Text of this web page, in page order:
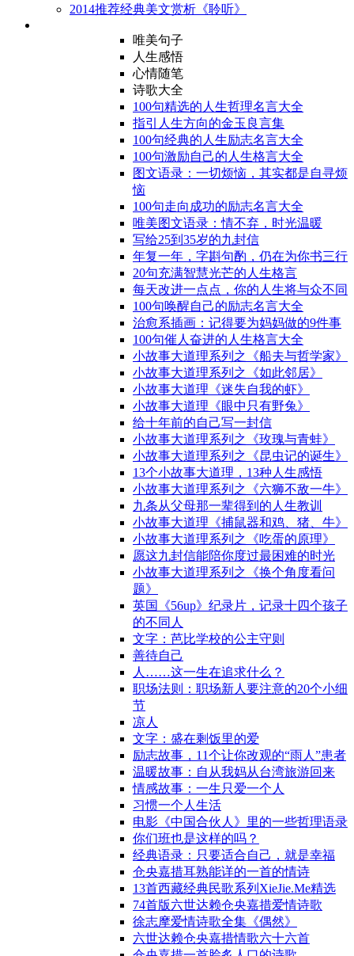
2014推荐经典美文赏析《聆听》
唯美句子
人生感悟
心情随笔
诗歌大全
100句精选的人生哲理名言大全
指引人生方向的金玉良言集
100句经典的人生励志名言大全
100句激励自己的人生格言大全
图文语录：一切烦恼，其实都是自寻烦
恼
100句走向成功的励志名言大全
唯美图文语录：情不弃，时光温暖
写给25到35岁的九封信
年复一年，字斟句酌，仍在为你书三行
20句充满智慧光芒的人生格言
每天改进一点点，你的人生将与众不同
100句唤醒自己的励志名言大全
治愈系插画：记得要为妈妈做的9件事
100句催人奋进的人生格言大全
小故事大道理系列之《船夫与哲学家》
小故事大道理系列之《如此邻居》
小故事大道理《迷失自我的虾》
小故事大道理《眼中只有野兔》
给十年前的自己写一封信
小故事大道理系列之《玫瑰与青蛙》
小故事大道理系列之《昆虫记的诞生》
13个小故事大道理，13种人生感悟
小故事大道理系列之《六狮不敌一牛》
九条从父母那一辈得到的人生教训
小故事大道理《捕鼠器和鸡、猪、牛》
小故事大道理系列之《吃蛋的原理》
愿这九封信能陪你度过最困难的时光
小故事大道理系列之《换个角度看问
题》
英国《56up》纪录片，记录十四个孩子
的不同人
文字：芭比学校的公主守则
善待自己
人……这一生在追求什么？
职场法则：职场新人要注意的20个小细
节
凉人
文字：盛在剩饭里的爱
励志故事，11个让你改观的“雨人”患者
温暖故事：自从我妈从台湾旅游回来
情感故事：一生只爱一个人
习惯一个人生活
电影《中国合伙人》里的一些哲理语录
你们班也是这样的吗？
经典语录：只要适合自己，就是幸福
仓央嘉措耳熟能详的一首的情诗
13首西藏经典民歌系列XieJie.Me精选
74首版六世达赖仓央嘉措爱情诗歌
徐志摩爱情诗歌全集《偶然》
六世达赖仓央嘉措情歌六十六首